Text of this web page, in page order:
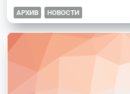
АРХИВ НОВОСТИ